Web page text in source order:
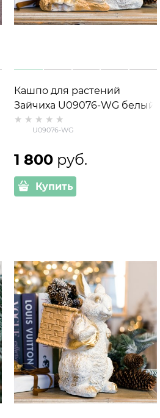
Кашпо для растений
Зайчиха U09076-WG белый
с золотом полистоун
высота 26см
U09076-WG
1 800 руб.
Купить